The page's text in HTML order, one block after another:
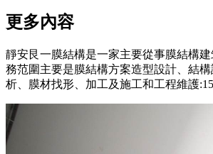
更多內容
靜安艮一膜結構是一家主要從事膜結構建
務范圍主要是膜結構方案造型設計、結構設
析、膜材找形、加工及施工和工程維護